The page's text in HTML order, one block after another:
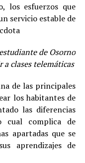
los esfuerzos que
servicio estable de
de Osorno
a clases telemáticas
de las principales
los habitantes de
las diferencias
cual complica de
apartadas que se
aprendizajes de